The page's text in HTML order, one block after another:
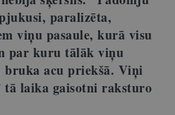
paralizēta,
viņu pasaule, kurā visu
par kuru tālāk viņu
bruka acu priekšā. Viņi
tā laika gaisotni raksturo